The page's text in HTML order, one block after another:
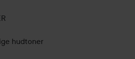
hudtoner